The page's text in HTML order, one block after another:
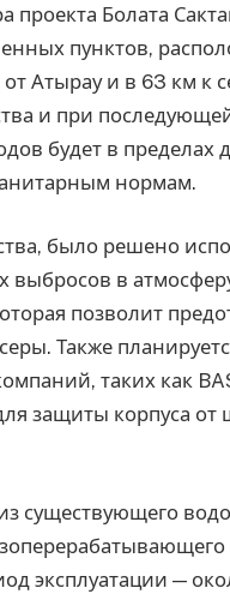
проекта Болата
пунктов,
Атырау и в 63 км к
и при
будет в пределах
нормам.
было решено
в
позволит
Также
таких как
защиты корпуса от
существующего
эксплуатации —